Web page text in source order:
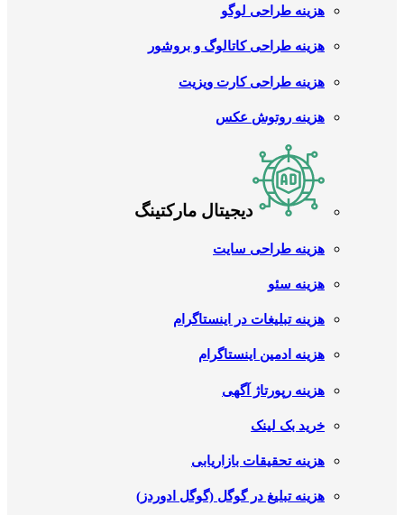
هزینه طراحی لوگو
هزینه طراحی کاتالوگ و بروشور
هزینه طراحی کارت ویزیت
هزینه روتوش عکس
دیجیتال مارکتینگ
هزینه طراحی سایت
هزینه سئو
هزینه تبلیغات در اینستاگرام
هزینه ادمین اینستاگرام
هزینه رپورتاژ آگهی
خرید بک لینک
هزینه تحقیقات بازاریابی
هزینه تبلیغ در گوگل (گوگل ادوردز)